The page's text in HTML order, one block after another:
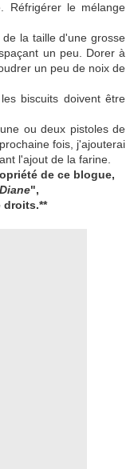
Réfrigérer le mélange
la taille d'une grosse
un peu. Dorer à
un peu de noix de
biscuits doivent être
ou deux pistoles de
fois, j'ajouterai
l'ajout de la farine.
de ce blogue,
",
droits.**